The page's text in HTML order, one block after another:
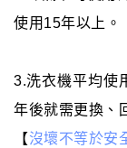
使用15年以上。
3.洗衣機平均使
年後就需更換、
【沒壞不等於安